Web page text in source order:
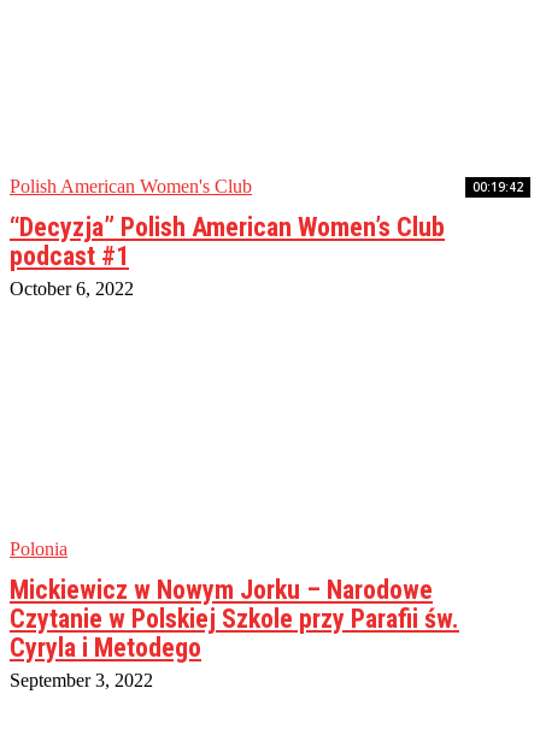
Polish American Women's Club 00:19:42
“Decyzja” Polish American Women’s Club
podcast #1
October 6, 2022
Polonia
Mickiewicz w Nowym Jorku – Narodowe
Czytanie w Polskiej Szkole przy Parafii św.
Cyryla i Metodego
September 3, 2022